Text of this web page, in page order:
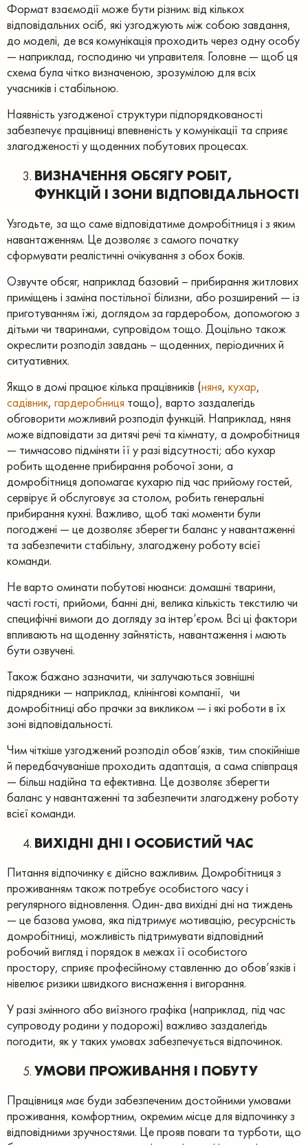
Формат взаємодії може бути різним: від кількох
відповідальних осіб, які узгоджують між собою завдання,
до моделі, де вся комунікація проходить через одну особу
— наприклад, господиню чи управителя. Головне — щоб ця
схема була чітко визначеною, зрозумілою для всіх
учасників і стабільною.
Наявність узгодженої структури підпорядкованості
забезпечує працівниці впевненість у комунікації та сприяє
злагодженості у щоденних побутових процесах.
ВИЗНАЧЕННЯ ОБСЯГУ РОБІТ,
ФУНКЦІЙ І ЗОНИ ВІДПОВІДАЛЬНОСТІ
Узгодьте, за що саме відповідатиме домробітниця і з яким
навантаженням. Це дозволяє з самого початку
сформувати реалістичні очікування з обох боків.
Озвучте обсяг, наприклад базовий – прибирання житлових
приміщень і заміна постільної білизни, або розширений — із
приготуванням їжі, доглядом за гардеробом, допомогою з
дітьми чи тваринами, супровідом тощо. Доцільно також
окреслити розподіл завдань – щоденних, періодичних й
ситуативних.
Якщо в домі працює кілька працівників (няня, кухар,
садівник, гардеробниця тощо), варто заздалегідь
обговорити можливий розподіл функцій. Наприклад, няня
може відповідати за дитячі речі та кімнату, а домробітниця
— тимчасово підміняти її у разі відсутності; або кухар
робить щоденне прибирання робочої зони, а
домробітниця допомагає кухарю під час прийому гостей,
сервірує й обслуговує за столом, робить генеральні
прибирання кухні. Важливо, щоб такі моменти були
погоджені — це дозволяє зберегти баланс у навантаженні
та забезпечити стабільну, злагоджену роботу всієї
команди.
Не варто оминати побутові нюанси: домашні тварини,
часті гості, прийоми, банні дні, велика кількість текстилю чи
специфічні вимоги до догляду за інтер’єром. Всі ці фактори
впливають на щоденну зайнятість, навантаження і мають
бути озвучені.
Також бажано зазначити, чи залучаються зовнішні
підрядники — наприклад, клінінгові компанії, чи
домробітниці або прачки за викликом — і які роботи в їх
зоні відповідальності.
Чим чіткіше узгоджений розподіл обов’язків, тим спокійніше
й передбачуваніше проходить адаптація, а сама співпраця
— більш надійна та ефективна. Це дозволяє зберегти
баланс у навантаженні та забезпечити злагоджену роботу
всієї команди.
ВИХІДНІ ДНІ І ОСОБИСТИЙ ЧАС
Питання відпочинку є дійсно важливим. Домробітниця з
проживанням також потребує особистого часу і
регулярного відновлення. Один-два вихідні дні на тиждень
— це базова умова, яка підтримує мотивацію, ресурсність
домробітниці, можливість підтримувати відповідний
робочий вигляд і порядок в межах її особистого
простору, сприяє професійному ставленню до обов’язків і
нівелює ризики швидкого виснаження і вигорання.
У разі змінного або виїзного графіка (наприклад, під час
супроводу родини у подорожі) важливо заздалегідь
погодити, як у таких умовах забезпечується відпочинок.
УМОВИ ПРОЖИВАННЯ І ПОБУТУ
Працівниця має буди забезпеченим достойними умовами
проживання, комфортним, окремим місце для відпочинку з
відповідними зручностями. Це прояв поваги та турботи, що